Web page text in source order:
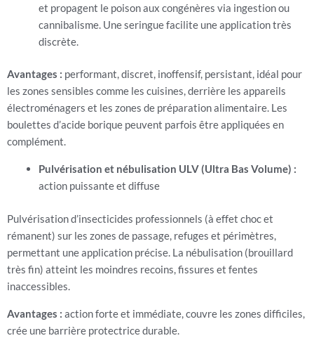
et propagent le poison aux congénères via ingestion ou
cannibalisme. Une seringue facilite une application très
discrète.
Avantages : performant, discret, inoffensif, persistant, idéal pour
les zones sensibles comme les cuisines, derrière les appareils
électroménagers et les zones de préparation alimentaire. Les
boulettes d’acide borique peuvent parfois être appliquées en
complément.
Pulvérisation et nébulisation ULV (Ultra Bas Volume) :
action puissante et diffuse
Pulvérisation d’insecticides professionnels (à effet choc et
rémanent) sur les zones de passage, refuges et périmètres,
permettant une application précise. La nébulisation (brouillard
très fin) atteint les moindres recoins, fissures et fentes
inaccessibles.
Avantages : action forte et immédiate, couvre les zones difficiles,
crée une barrière protectrice durable.